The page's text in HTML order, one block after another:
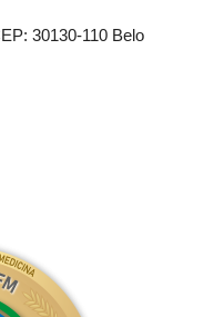
30130-110 Belo